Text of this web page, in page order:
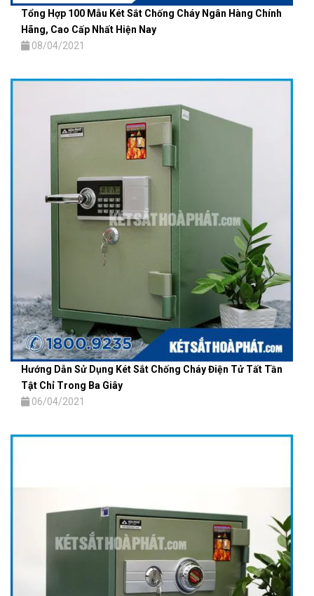
Tổng Hợp 100 Mẫu Két Sắt Chống Cháy Ngân Hàng Chính
Hãng, Cao Cấp Nhất Hiện Nay
08/04/2021
Hướng Dẫn Sử Dụng Két Sắt Chống Cháy Điện Tử Tất Tần
Tật Chỉ Trong Ba Giây
06/04/2021